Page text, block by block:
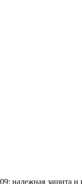
надежная защита и